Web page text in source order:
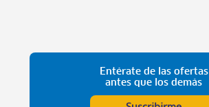
Entérate de las ofertas
antes que los demás